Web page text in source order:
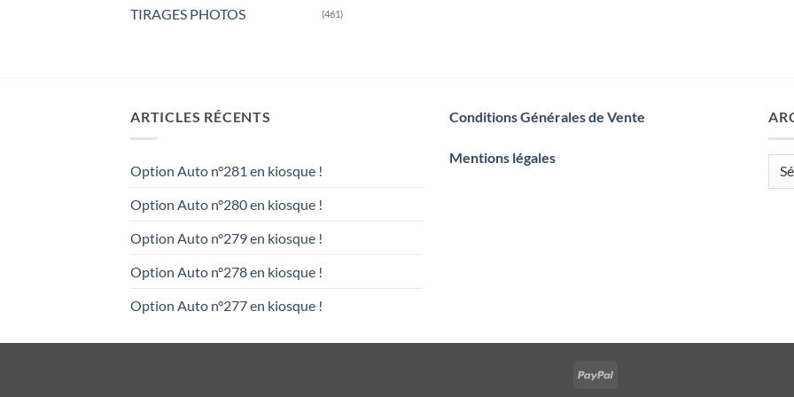
TIRAGES PHOTOS (461)
ARTICLES RÉCENTS
Option Auto n°281 en kiosque !
Option Auto n°280 en kiosque !
Option Auto n°279 en kiosque !
Option Auto n°278 en kiosque !
Option Auto n°277 en kiosque !
Conditions Générales de Vente
Mentions légales
PayPal